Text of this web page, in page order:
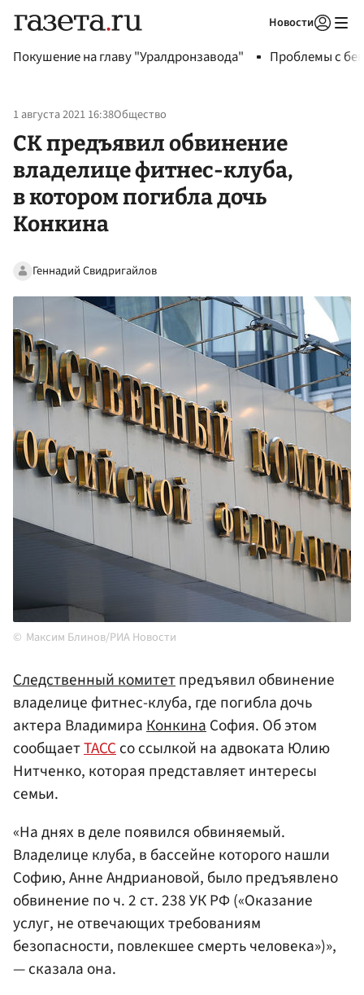
Новости
Покушение на главу "Уралдронзавода" Проблемы с
1 августа 2021 16:38Общество
СК предъявил обвинение
владелице фитнес-клуба,
в котором погибла дочь
Конкина
Геннадий Свидригайлов
Максим Блинов/РИА Новости
Следственный комитетпредъявил обвинение
владелице фитнес-клуба, где погибла дочь
актера ВладимираКонкинаСофия. Об этом
сообщаетТАССсо ссылкой на адвоката Юлию
Нитченко, которая представляет интересы
семьи.
«На днях в деле появился обвиняемый.
Владелице клуба, в бассейне которого нашли
Софию, Анне Андриановой, было предъявлено
обвинение по ч. 2 ст. 238 УК РФ («Оказание
услуг, не отвечающих требованиям
безопасности, повлекшее смерть человека»)»,
— сказала она.